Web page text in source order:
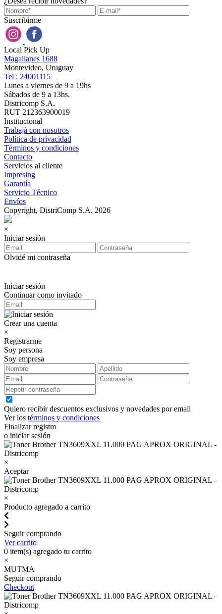
Suscribirme
Local Pick Up
Magallanes 1688
Montevideo, Uruguay
Tel : 24001115
Lunes a viernes de 9 a 19hs
Sábados de 9 a 13hs.
Districomp S.A.
RUT 212363900019
Institucional
Trabajá con nosotros
Política de privacidad
Términos y condiciones
Contacto
Servicios al cliente
Impresing
Garantía
Servicio Técnico
Envíos
Copyright, DistriComp S.A. 2026
×
Iniciar sesión
Olvidé mi contraseña
Iniciar sesión
Continuar como invitado
Crear una cuenta
×
Registrarme
Soy persona
Soy empresa
Quiero recibir descuentos exclusivos y novedades por email
Ver los términos y condiciones
Finalizar registro
o iniciar sesión
×
Aceptar
×
Producto agregado a carrito
Seguir comprando
Ver carrito
0 item(s) agregado tu carrito
×
MUTMA
Seguir comprando
Checkout